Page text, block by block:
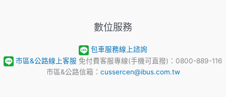
數位服務
包車服務線上諮詢
市區&公路線上客服 免付費客服專線(手機可直撥)：0800-889-116
市區&公路信箱： cussercen@ibus.com.tw